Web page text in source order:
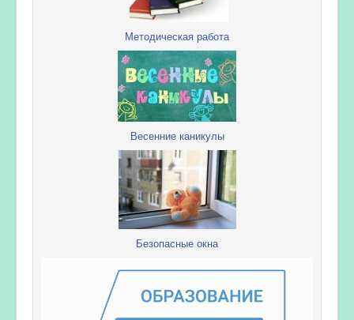
Методическая работа
Весенние каникулы
Безопасные окна